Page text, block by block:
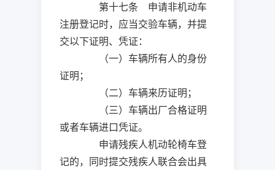
第十七条 申请非机动车
注册登记时，应当交验车辆，并提
交以下证明、凭证：
（一）车辆所有人的身份
证明；
（二）车辆来历证明；
（三）车辆出厂合格证明
或者车辆进口凭证。
申请残疾人机动轮椅车登
记的，同时提交残疾人联合会出具